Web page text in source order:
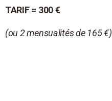
TARIF = 300 €
(ou 2 mensualités de 165 €)